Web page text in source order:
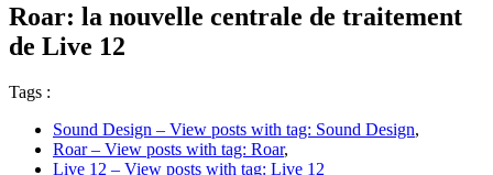
Roar: la nouvelle centrale de traitement
de Live 12
Tags :
Sound Design – View posts with tag: Sound Design,
Roar– View posts with tag: Roar,
Live 12 – View posts with tag: Live 12